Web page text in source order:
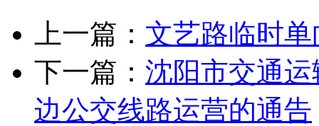
上一篇： 文艺路临时
下一篇： 沈阳市交通
边公交线路运营的通告